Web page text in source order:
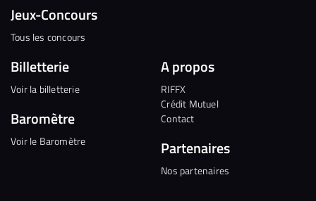
Jeux-Concours
Tous les concours
Billetterie
Voir la billetterie
Baromètre
Voir le Baromètre
A propos
RIFFX
Crédit Mutuel
Contact
Partenaires
Nos partenaires